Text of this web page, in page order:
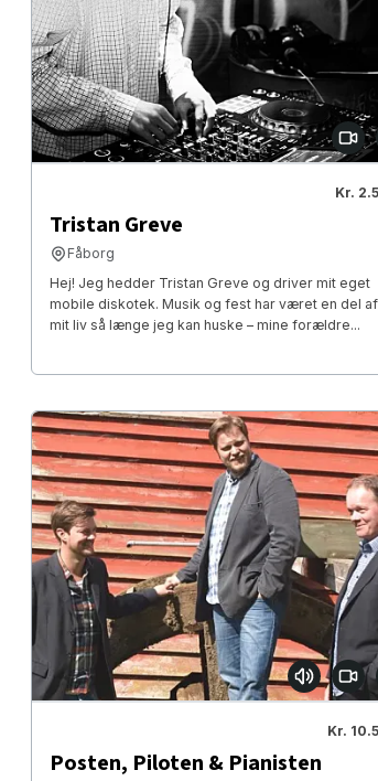
Kr.
Tristan Greve
Fåborg
Hej! Jeg hedder Tristan Greve og driver mit eget
mobile diskotek. Musik og fest har været en del af
mit liv så længe jeg kan huske – mine forældre...
Kr.
Posten, Piloten & Pianisten